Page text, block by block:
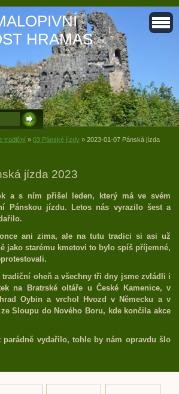
HRAMAS
tradiční » 03 Pánské jízdy » 2023-01-07 Pánská jízda
jízda 2023
a s ním přišel leden, který má ve svém
Pánskou jízdu. Letos nás vyrazilo šest a
ani zima, ale na tutu tradici si asi už
jako starému kmetovi to bylo spíš příjemné,
oheň a všechny tři dny jsme zvládli i
na Bratrské oltáře u České Kamenice, v
Oybin a vrchol Hvozd v Německu a v
Sloupu do Nového Boru, kde končila akce
parádně vydařilo, tohle by nám opravdu šlo